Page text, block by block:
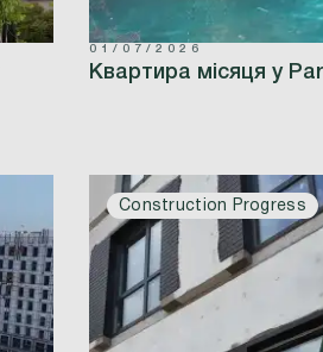
01/07/2026
Квартира місяця у
Construction Progress